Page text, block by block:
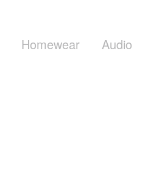
Homewear Audio